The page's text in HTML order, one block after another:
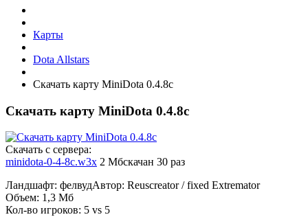
Карты
Dota Allstars
Скачать карту MiniDota 0.4.8c
Скачать карту MiniDota 0.4.8c
Cкачать с сервера:
minidota-0-4-8c.w3x 2 Мбскачан 30 раз
Ландшафт: фелвудАвтор: Reuscreator / fixed Extremator
Объем: 1,3 Мб
Кол-во игроков: 5 vs 5